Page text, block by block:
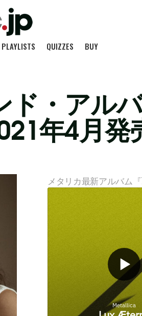
PLAYLISTS QUIZZES BUY
ド・アル
年4月発
メタリカ最新アルバム『